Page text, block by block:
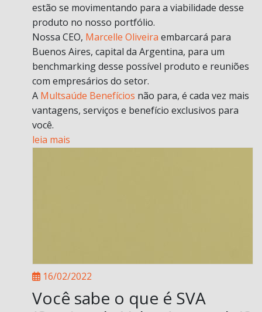
estão se movimentando para a viabilidade desse
produto no nosso portfólio.
Nossa CEO, Marcelle Oliveira embarcará para
Buenos Aires, capital da Argentina, para um
benchmarking desse possível produto e reuniões
com empresários do setor.
A Multsaúde Benefícios não para, é cada vez mais
vantagens, serviços e benefício exclusivos para
você.
leia mais
16/02/2022
Você sabe o que é SVA